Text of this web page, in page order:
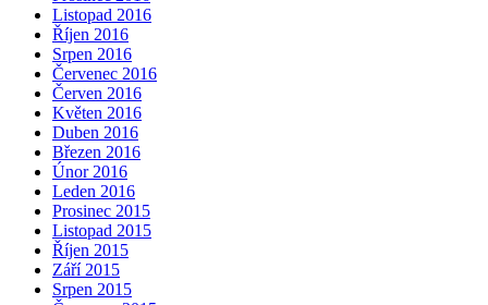
Listopad 2016
Říjen 2016
Srpen 2016
Červenec 2016
Červen 2016
Květen 2016
Duben 2016
Březen 2016
Únor 2016
Leden 2016
Prosinec 2015
Listopad 2015
Říjen 2015
Září 2015
Srpen 2015